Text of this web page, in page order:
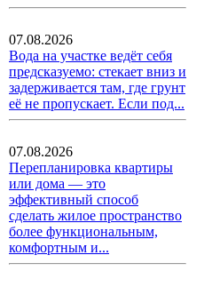
07.08.2026
Вода на участке ведёт себя
предсказуемо: стекает вниз и
задерживается там, где грунт
её не пропускает. Если под...
07.08.2026
Перепланировка квартиры
или дома — это
эффективный способ
сделать жилое пространство
более функциональным,
комфортным и...